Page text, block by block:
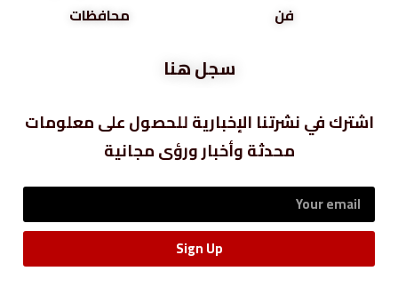
فن
محافظات
سجل هنا
اشترك في نشرتنا الإخبارية للحصول على معلومات
محدثة وأخبار ورؤى مجانية
Sign Up